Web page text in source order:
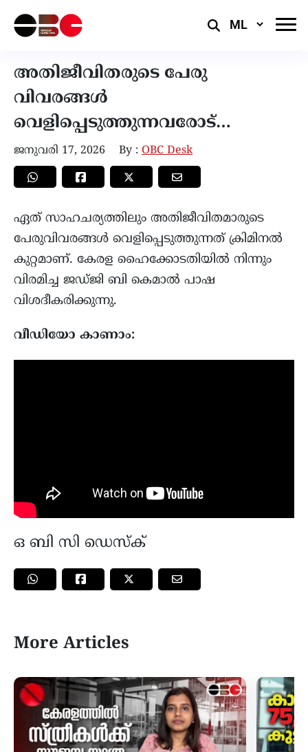
Select
അതിജീവിതരുടെ പേരു
വിവരങ്ങൾ
വെളിപ്പെടുത്തുന്നവരോട്…
ജനുവരി 17, 2026 By : OBC Desk
ഏത് സാഹചര്യത്തിലും അതിജീവിതമാരുടെ
പേരുവിവരങ്ങൾ വെളിപ്പെടുത്തുന്നത് ക്രിമിനൽ
കുറ്റമാണ്. കേരള ഹൈക്കോടതിയിൽ നിന്നും
വിരമിച്ച ജഡ്ജി ബി കെമാൽ പാഷ
വിശദീകരിക്കുന്നു.
വീഡിയോ കാണാം:
ഒ ബി സി ഡെസ്ക്
More Articles